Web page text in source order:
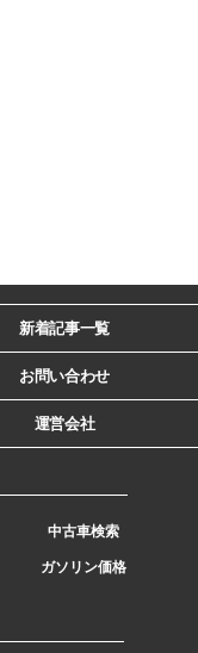
新着記事一覧
お問い合わせ
運営会社
中古車検索
ガソリン価格